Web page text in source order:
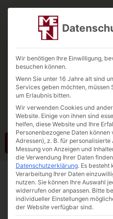
Tebbe-
Quarzsand.
Wir benötigen Ihre Einwilligung,
besuchen können.
Wenn Sie unter 16 Jahre alt sind
Services geben möchten,
um Erlaubnis bitten.
Wir verwenden Cookies und
Website. Einige von ihnen sind
helfen, diese Website und Ihre
Personenbezogene Daten
Adressen), z. B. für
Messung von Anzeigen und
die Verwendung Ihrer Daten
Datenschutzerklärung. Es besteht
Verarbeitung Ihrer Daten
nutzen. Sie können Ihre Auswahl
widerrufen oder anpassen. Bitte
individueller Einstellungen
der Website verfügbar sind.